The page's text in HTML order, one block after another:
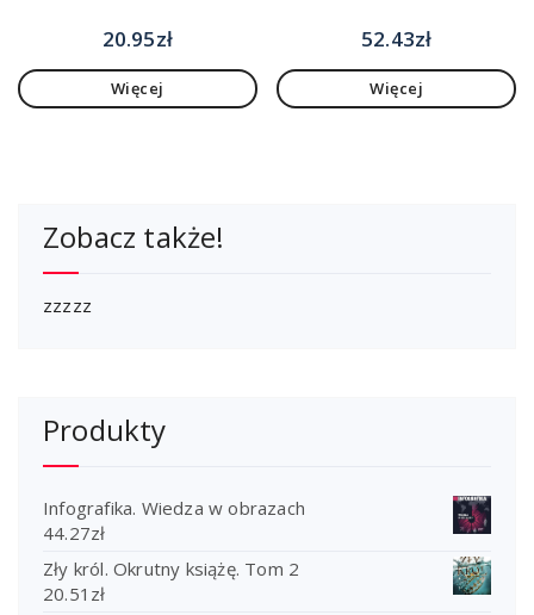
20.95zł
Więcej
52.43zł
Więcej
Zobacz także!
zzzzz
Produkty
Infografika. Wiedza w obrazach
44.27zł
Zły król. Okrutny książę. Tom 2
20.51 zł